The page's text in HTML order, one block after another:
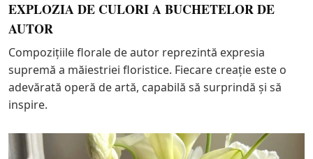
EXPLOZIA DE CULORI A BUCHETELOR DE
AUTOR
Compozițiile florale de autor reprezintă expresia
supremă a măiestriei floristice. Fiecare creație este o
adevărată operă de artă, capabilă să surprindă și să
inspire.